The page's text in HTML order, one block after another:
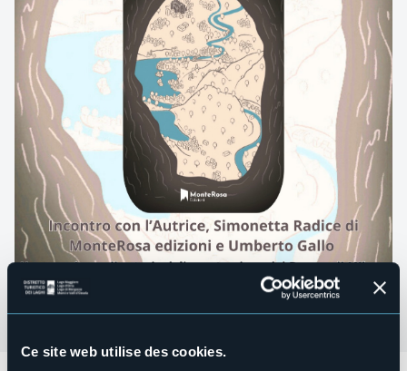
Ce site web utilise des cookies.